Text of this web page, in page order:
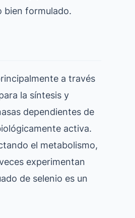
bien formulado.
a través
la síntesis y
dependientes de
activa.
el metabolismo,
experimentan
de selenio es un